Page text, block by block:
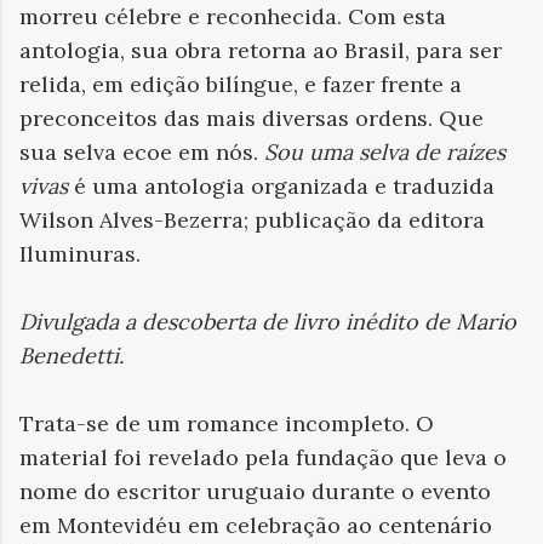
morreu célebre e reconhecida. Com esta
antologia, sua obra retorna ao Brasil, para ser
relida, em edição bilíngue, e fazer frente a
preconceitos das mais diversas ordens. Que
sua selva ecoe em nós. Sou uma selva de raízes
vivasé uma antologia organizada e traduzida
Wilson Alves-Bezerra; publicação da editora
Iluminuras.
Divulgada a descoberta de livro inédito de Mario
Benedetti.
Trata-se de um romance incompleto. O
material foi revelado pela fundação que leva o
nome do escritor uruguaio durante o evento
em Montevidéu em celebração ao centenário